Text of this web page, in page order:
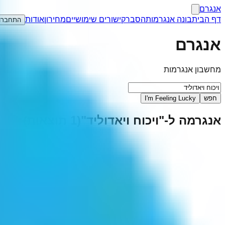
אנגרם
דף הביתבונה אנגרמותהסברקישורים שימושייםמחירוןאודות
אנגרם
מחשבון אנגרמות
חפש I'm Feeling Lucky
אנגרמה ל-"ויכוח ויאדוליד